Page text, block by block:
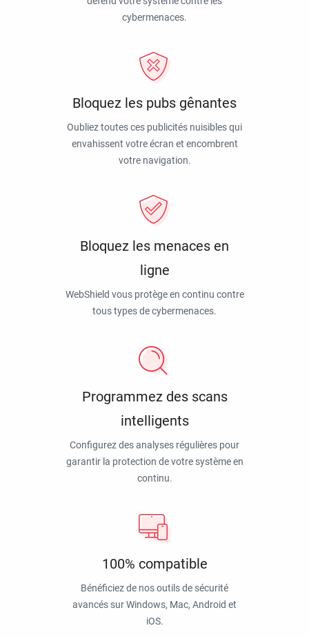
cybermenaces.
Bloquez les pubs gênantes
Oubliez toutes ces publicités nuisibles qui
envahissent votre écran et encombrent
votre navigation.
Bloquez les menaces en
ligne
WebShield vous protège en continu contre
tous types de cybermenaces.
Programmez des scans
intelligents
Configurez des analyses régulières pour
garantir la protection de votre système en
continu.
100% compatible
Bénéficiez de nos outils de sécurité
avancés sur Windows, Mac, Android et
iOS.